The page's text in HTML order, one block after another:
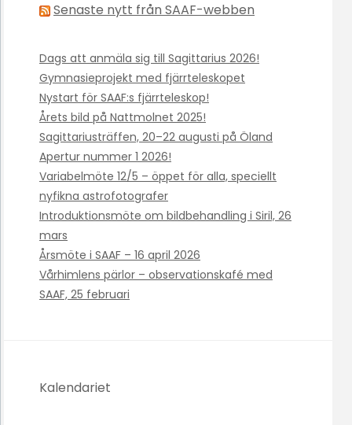
Senaste nytt från SAAF-webben
Dags att anmäla sig till Sagittarius 2026!
Gymnasieprojekt med fjärrteleskopet
Nystart för SAAF:s fjärrteleskop!
Årets bild på Nattmolnet 2025!
Sagittariusträffen, 20–22 augusti på Öland
Apertur nummer 1 2026!
Variabelmöte 12/5 – öppet för alla, speciellt
nyfikna astrofotografer
Introduktionsmöte om bildbehandling i Siril, 26
mars
Årsmöte i SAAF – 16 april 2026
Vårhimlens pärlor – observationskafé med
SAAF, 25 februari
Kalendariet